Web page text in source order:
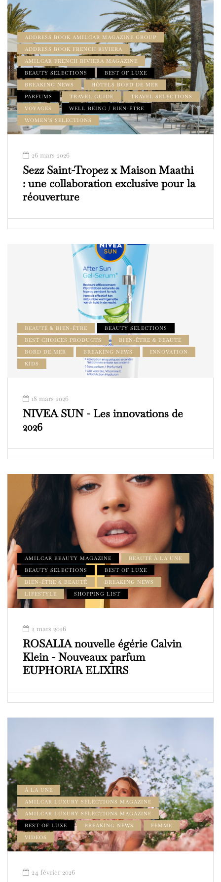
ADDRESS BOOK AMILCAR MAGAZINE GROUP
ADDRESS BOOK FRENCH RIVIERA
AMILCAR FRENCH RIVIERA MAGAZINE
BEAUTY SELECTIONS
BEST OF LUXE
BREAKING NEWS
HÔTELS BORD DE MER
PARFUMS
TRAVEL GUIDE
TRAVEL SELECTIONS
VOYAGES
WELL BEING / BIEN-ÊTRE
WOMEN'S SELECTIONS
26 mars 2026
Sezz Saint-Tropez x Maison Maathi
: une collaboration exclusive pour la
réouverture
BEAUTÉ & BIEN-ÊTRE
BEAUTY SELECTIONS
BEST CHOICES PRODUCTS
BIEN-ÊTRE & BEAUTÉ
BORD DE MER
BREAKING NEWS
INNOVATION
KIDS
18 mars 2026
NIVEA SUN - Les innovations de
2026
AMILCAR BEAUTY MAGAZINE
BEAUTÉ À LA UNE
BEAUTY SELECTIONS
BEST OF LUXE
BIEN-ÊTRE & BEAUTÉ
BREAKING NEWS
LIFESTYLE
SHOPPING LIST
2 mars 2026
ROSALIA nouvelle égérie Calvin
Klein - Nouveaux parfum
EUPHORIA ELIXIRS
À LA UNE
AMILCAR LUXURY SELECTIONS MAGAZINE
AMILCAR LUXURY SELECTIONS MAGAZINE
BEST OF LUXE
BREAKING NEWS
FEMME
VIDEOS
24 février 2026